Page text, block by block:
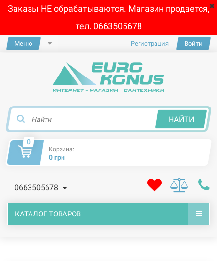
Заказы НЕ обрабатываются. Магазин продается,
тел. 0663505678
Меню Регистрация Войти
НАЙТИ
0
Корзина:
0 грн
0663505678
КАТАЛОГ ТОВАРОВ